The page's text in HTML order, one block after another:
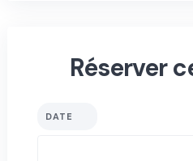
Réserver
DATE